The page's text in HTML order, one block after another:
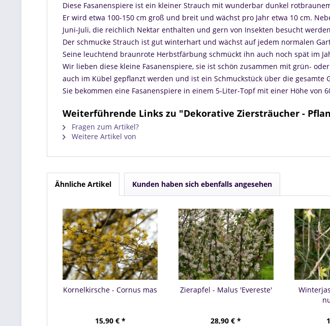
Diese Fasanenspiere ist ein kleiner Strauch mit wunderbar dunkel
Er wird etwa 100-150 cm groß und breit und wächst pro Jahr etwa 10 cm.
Juni-Juli, die reichlich Nektar enthalten und gern von Insekten besucht
Der schmucke Strauch ist gut winterhart und wächst auf jedem normalen
Seine leuchtend braunrote Herbstfärbung schmückt ihn auch noch spät im
Wir lieben diese kleine Fasanenspiere, sie ist schön zusammen mit grün-
auch im Kübel gepflanzt werden und ist ein Schmuckstück über die gesamte
Sie bekommen eine Fasanenspiere in einem 5-Liter-Topf mit einer Höhe von
Weiterführende Links zu "Dekorative Ziersträucher -
Fragen zum Artikel?
Weitere Artikel von
Ähnliche Artikel Kunden haben sich ebenfalls angesehen
Kornelkirsche - Cornus mas
15,90 € *
Zierapfel - Malus 'Evereste'
28,90 € *